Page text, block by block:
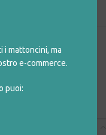
i mattoncini, ma
e-commerce.
puoi:
rigenerati